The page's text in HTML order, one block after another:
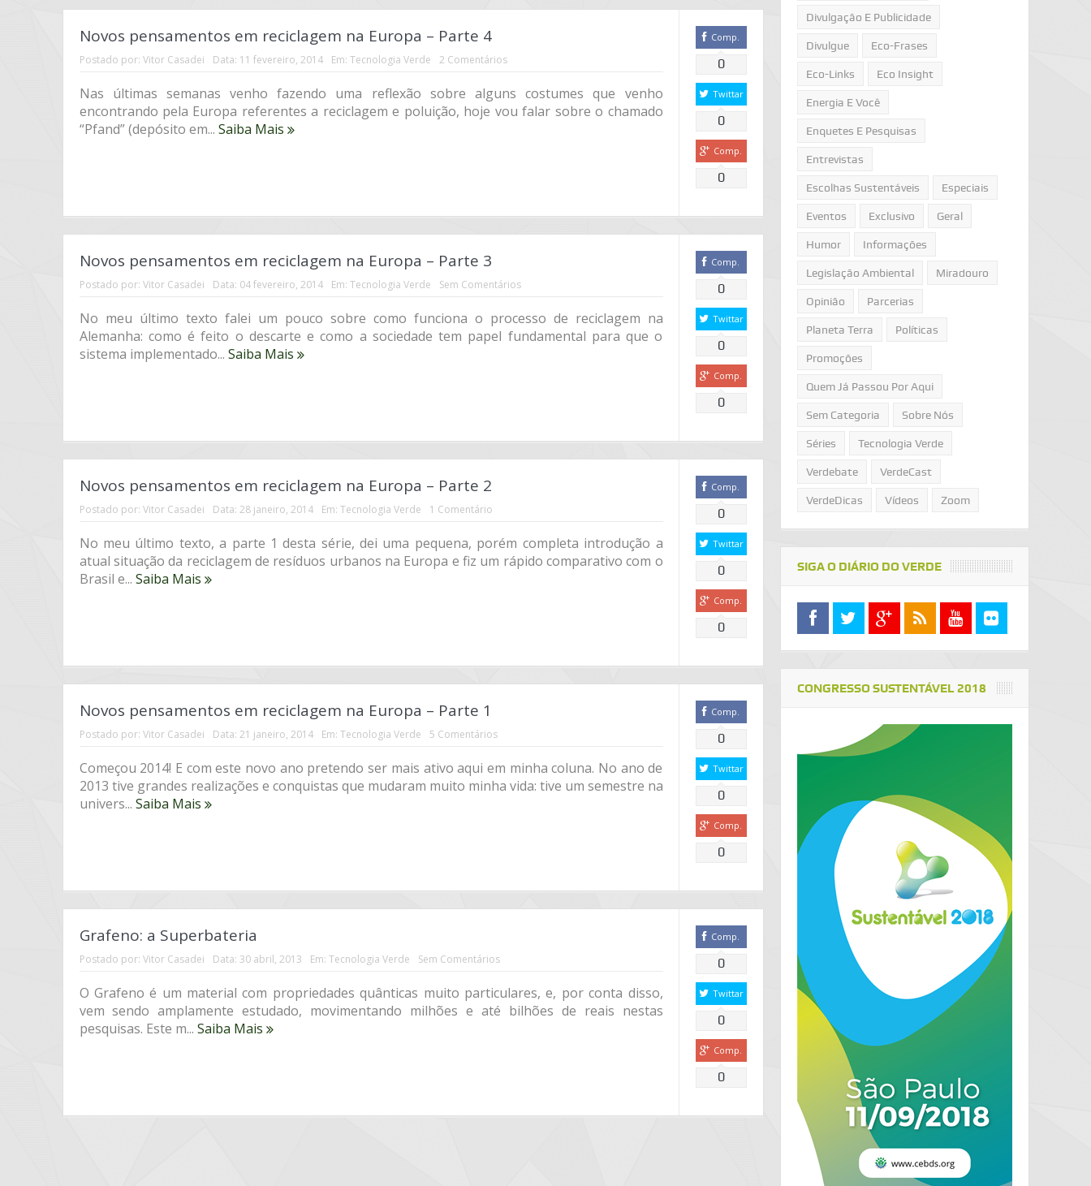
Novos pensamentos em reciclagem na Europa – Parte 4
Postado por: Vitor Casadei Data: 11 fevereiro, 2014 Em: Tecnologia Verde 2 Comentários
Nas últimas semanas venho fazendo uma reflexão sobre alguns costumes que venho
encontrando pela Europa referentes a reciclagem e poluição, hoje vou falar sobre o chamado
“Pfand” (depósito em... Saiba Mais
Comp.
0
Twittar
0
Comp.
0
Novos pensamentos em reciclagem na Europa – Parte 3
Postado por: Vitor Casadei Data: 04 fevereiro, 2014 Em: Tecnologia Verde Sem Comentários
No meu último texto falei um pouco sobre como funciona o processo de reciclagem na
Alemanha: como é feito o descarte e como a sociedade tem papel fundamental para que o
sistema implementado... Saiba Mais
Comp.
0
Twittar
0
Comp.
0
Novos pensamentos em reciclagem na Europa – Parte 2
Postado por: Vitor Casadei Data: 28 janeiro, 2014 Em: Tecnologia Verde 1 Comentário
No meu último texto, a parte 1 desta série, dei uma pequena, porém completa introdução a
atual situação da reciclagem de resíduos urbanos na Europa e fiz um rápido comparativo com o
Brasil e... Saiba Mais
Comp.
0
Twittar
0
Comp.
0
Novos pensamentos em reciclagem na Europa – Parte 1
Postado por: Vitor Casadei Data: 21 janeiro, 2014 Em: Tecnologia Verde 5 Comentários
Começou 2014! E com este novo ano pretendo ser mais ativo aqui em minha coluna. No ano de
2013 tive grandes realizações e conquistas que mudaram muito minha vida: tive um semestre na
univers... Saiba Mais
Comp.
0
Twittar
0
Comp.
0
Grafeno: a Superbateria
Postado por: Vitor Casadei Data: 30 abril, 2013 Em: Tecnologia Verde Sem Comentários
O Grafeno é um material com propriedades quânticas muito particulares, e, por conta disso,
vem sendo amplamente estudado, movimentando milhões e até bilhões de reais nestas
pesquisas. Este m... Saiba Mais
Comp.
0
Twittar
0
Comp.
0
Divulgação E Publicidade
Divulgue Eco-Frases
Eco-Links Eco Insight
Energia E Você
Enquetes E Pesquisas
Entrevistas
Escolhas Sustentáveis Especiais
Eventos Exclusivo Geral
Humor Informações
Legislação Ambiental Miradouro
Opinião Parcerias
Planeta Terra Políticas
Promoções
Quem Já Passou Por Aqui
Sem Categoria Sobre Nós
Séries Tecnologia Verde
Verdebate VerdeCast
VerdeDicas Vídeos Zoom
SIGA O DIÁRIO DO VERDE
CONGRESSO SUSTENTÁVEL 2018